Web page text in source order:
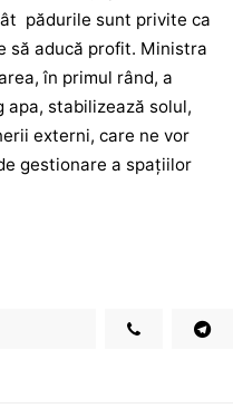
pădurile sunt privite ca
să aducă profit. Ministra
în primul rând, a
stabilizează solul,
externi, care ne vor
gestionare a spațiilor